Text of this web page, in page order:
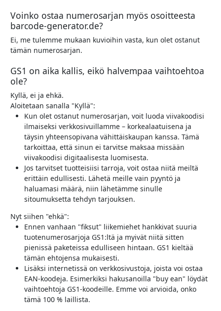
Voinko ostaa numerosarjan myös osoitteesta
barcode-generator.de?
Ei, me tulemme mukaan kuvioihin vasta, kun olet ostanut
tämän numerosarjan.
GS1 on aika kallis, eikö halvempaa vaihtoehtoa
ole?
Kyllä, ei ja ehkä.
Aloitetaan sanalla "Kyllä":
Kun olet ostanut numerosarjan, voit luoda viivakoodisi
ilmaiseksi verkkosivuillamme – korkealaatuisena ja
täysin yhteensopivana vähittäiskaupan kanssa. Tämä
tarkoittaa, että sinun ei tarvitse maksaa missään
viivakoodisi digitaalisesta luomisesta.
Jos tarvitset tuotteisiisi tarroja, voit ostaa niitä meiltä
erittäin edullisesti. Lähetä meille vain pyyntö ja
haluamasi määrä, niin lähetämme sinulle
sitoumuksetta tehdyn tarjouksen.
Nyt siihen "ehkä":
Ennen vanhaan "fiksut" liikemiehet hankkivat suuria
tuotenumerosarjoja GS1:ltä ja myivät niitä sitten
pienissä paketeissa edulliseen hintaan. GS1 kieltää
tämän ehtojensa mukaisesti.
Lisäksi internetissä on verkkosivustoja, joista voi ostaa
EAN-koodeja. Esimerkiksi hakusanoilla "buy ean" löydät
vaihtoehtoja GS1-koodeille. Emme voi arvioida, onko
tämä 100 % laillista.